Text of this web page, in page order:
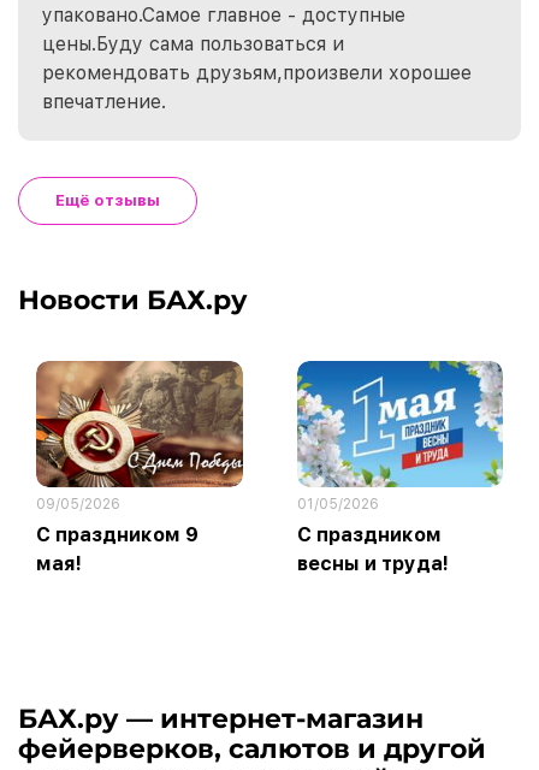
упаковано.Самое главное - доступные
цены.Буду сама пользоваться и
рекомендовать друзьям,произвели хорошее
впечатление.
Ещё отзывы
Новости БАХ.ру
09/05/2026
С праздником 9
мая!
01/05/2026
С праздником
весны и труда!
БАХ.ру — интернет-магазин
фейерверков, салютов и другой